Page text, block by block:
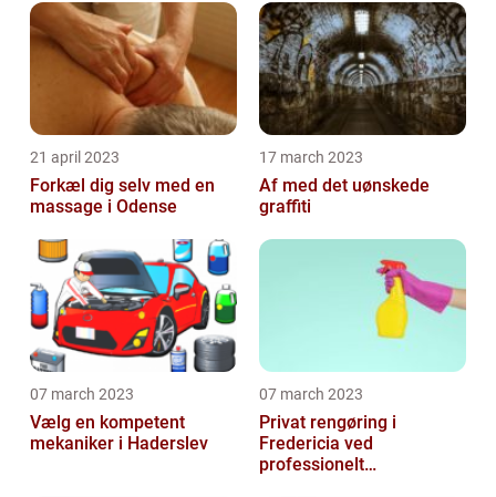
21 april 2023
Forkæl dig selv med en
massage i Odense
17 march 2023
Af med det uønskede
graffiti
07 march 2023
Vælg en kompetent
mekaniker i Haderslev
07 march 2023
Privat rengøring i
Fredericia ved
professionelt